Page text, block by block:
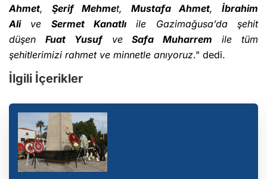
Ahmet, Şerif Mehmet, Mustafa Ahmet,İbrahim
Alive Sermet Kanatlı ile Gazimağusa’da şehit
düşen Fuat YusufveSafa Muharrem ile tüm
şehitlerimizi rahmet ve minnetle anıyoruz." dedi.
İlgili İçerikler